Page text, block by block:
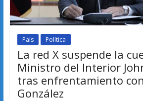
País Política
La red X suspende la
Ministro del Interior
tras enfrentamiento
González